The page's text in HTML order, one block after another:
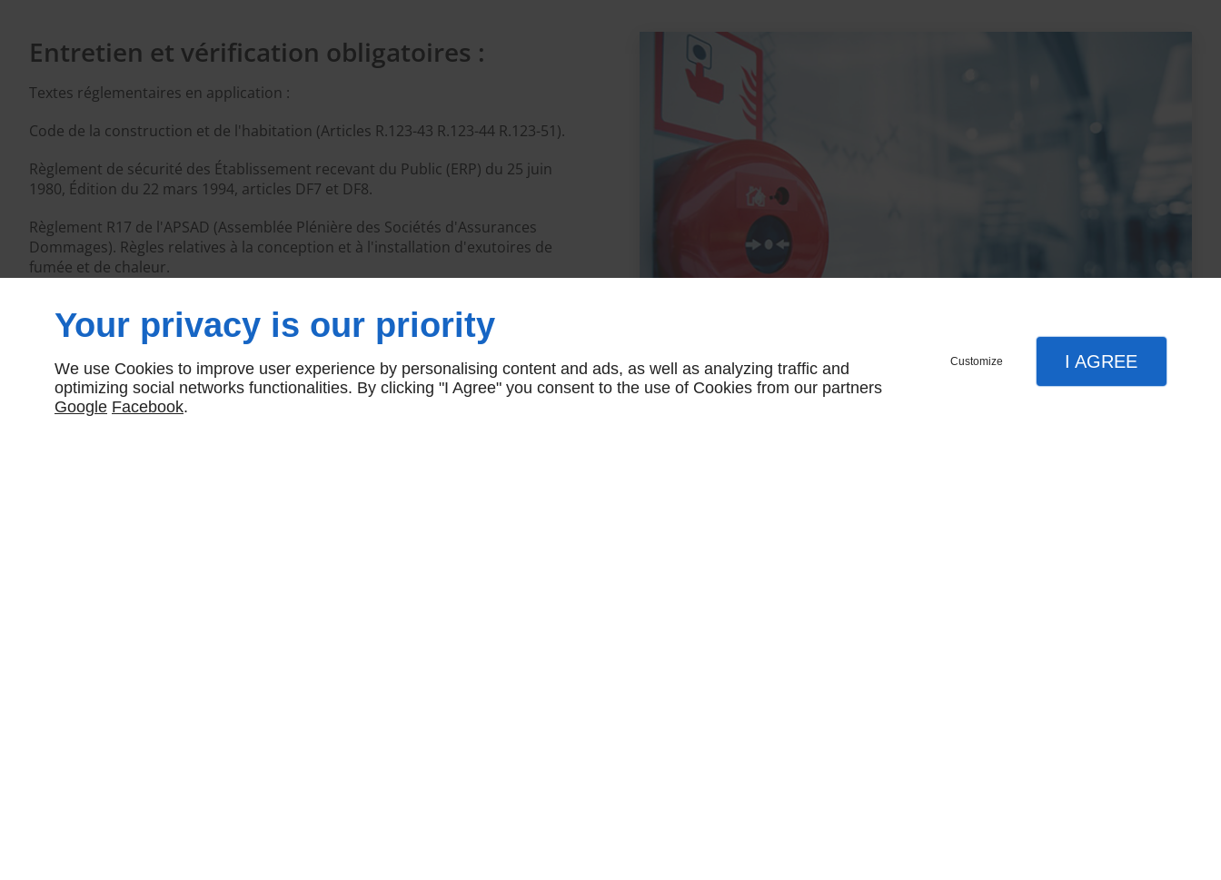
Entretien et vérification obligatoires :
Textes réglementaires en application :
Code de la construction et de l'habitation (Articles R.123-43 R.123-44 R.123-51).
Règlement de sécurité des Établissement recevant du Public (ERP) du 25 juin
1980, Édition du 22 mars 1994, articles DF7 et DF8.
Règlement R17 de l'APSAD (Assemblée Plénière des Sociétés d'Assurances
Dommages). Règles relatives à la conception et à l'installation d'exutoires de
fumée et de chaleur.
Your privacy is our priority
We use Cookies to improve user experience by personalising content and ads, as well as analyzing traffic and
optimizing social networks functionalities. By clicking "I Agree" you consent to the use of Cookies from our partners
Google Facebook.
Customize I AGREE